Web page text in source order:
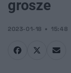
grosze
2023-01-18 15:48